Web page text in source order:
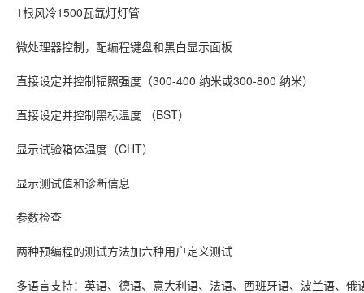
1根风冷1500瓦氙灯灯管
微处理器控制，配编程键盘和黑白显示面板
直接设定并控制辐照强度（300-400 纳米或300-800 纳米）
直接设定并控制黑标温度 （BST）
显示试验箱体温度（CHT）
显示测试值和诊断信息
参数检查
两种预编程的测试方法加六种用户定义测试
多语言支持：英语、德语、意大利语、法语、西班牙语、波兰语、俄